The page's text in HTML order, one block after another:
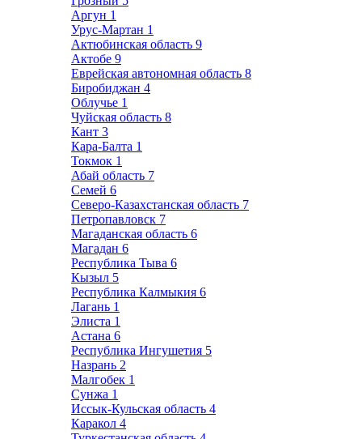
Аргун 1
Урус-Мартан 1
Актюбинская область 9
Актобе 9
Еврейская автономная область 8
Биробиджан 4
Облучье 1
Чуйская область 8
Кант 3
Кара-Балта 1
Токмок 1
Абай область 7
Семей 6
Северо-Казахстанская область 7
Петропавловск 7
Магаданская область 6
Магадан 6
Республика Тыва 6
Кызыл 5
Республика Калмыкия 6
Лагань 1
Элиста 1
Астана 6
Республика Ингушетия 5
Назрань 2
Малгобек 1
Сунжа 1
Иссык-Кульская область 4
Каракол 4